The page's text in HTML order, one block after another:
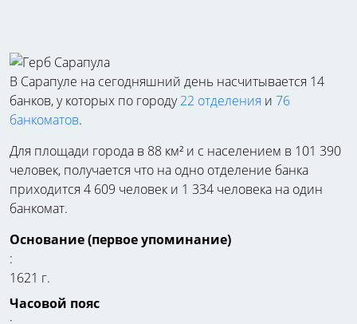
В Сарапуле на сегодняшний день насчитывается 14
банков, у которых по городу22 отделения и 76
банкоматов.
Для площади города в 88 км² и с населением в 101 390
человек, получается что на одно отделение банка
приходится 4 609 человек и 1 334 человека на один
банкомат.
Основание (первое упоминание)
:
1621 г.
Часовой пояс